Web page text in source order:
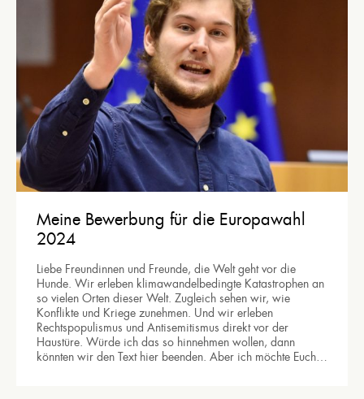
Meine Bewerbung für die Europawahl
2024
Liebe Freundinnen und Freunde, die Welt geht vor die
Hunde. Wir erleben klimawandelbedingte Katastrophen an
so vielen Orten dieser Welt. Zugleich sehen wir, wie
Konflikte und Kriege zunehmen. Und wir erleben
Rechtspopulismus und Antisemitismus direkt vor der
Haustüre. Würde ich das so hinnehmen wollen, dann
könnten wir den Text hier beenden. Aber ich möchte Euch…